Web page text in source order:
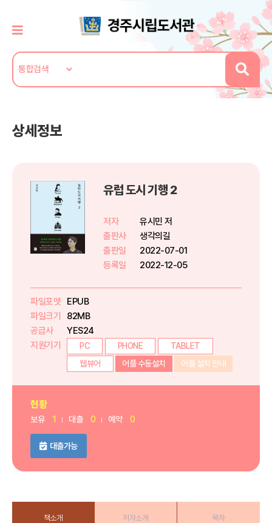
상세정보
유럽 도시 기행 2
저자
유시민 저
출판사
생각의길
출판일
2022-07-01
등록일
2022-12-05
파일포맷
EPUB
파일크기
82MB
공급사
YES24
지원기기
PC PHONE
TABLET
웹뷰어
어플 수동설치 어플 설치 안내
현황
보유 1 대출 0 예약 0
대출가능
책소개 저자소개 목차